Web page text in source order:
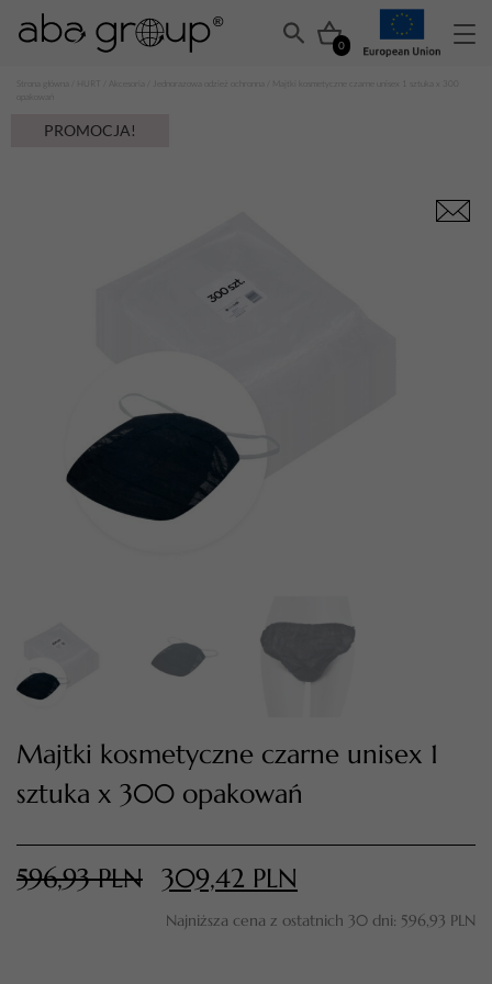
0
TWÓJ KOSZYK (
PRZEJDŹ DO KOSZYKA
/ Majtki kosmetyczne czarne unisex 1 sztuka x 300
PROMOCJA!
Majtki kosmetyczne czarne unisex 1
sztuka x 300 opakowań
596,93PLN 309,42 PLN
Najniższa cena z ostatnich 30 dni: 596,93 PLN